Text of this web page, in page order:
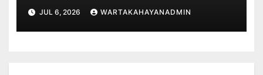
JUL 6, 2026 WARTAKAHAYANADMIN